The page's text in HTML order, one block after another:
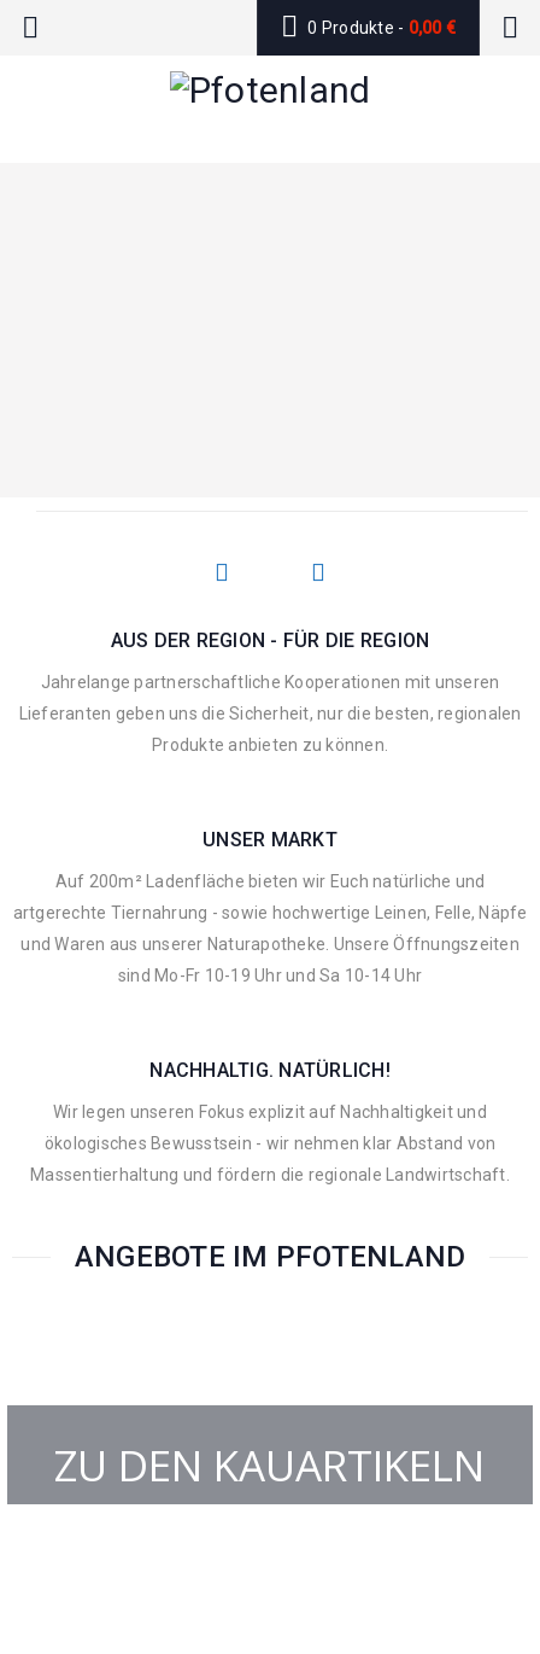
0 Produkte - 0,00€
AUS DER REGION - FÜR DIE REGION
Jahrelange partnerschaftliche Kooperationen mit unseren
Lieferanten geben uns die Sicherheit, nur die besten, regionalen
Produkte anbieten zu können.
UNSER MARKT
Auf 200m² Ladenfläche bieten wir Euch natürliche und
artgerechte Tiernahrung - sowie hochwertige Leinen, Felle, Näpfe
und Waren aus unserer Naturapotheke. Unsere Öffnungszeiten
sind Mo-Fr 10-19 Uhr und Sa 10-14 Uhr
NACHHALTIG. NATÜRLICH!
Wir legen unseren Fokus explizit auf Nachhaltigkeit und
ökologisches Bewusstsein - wir nehmen klar Abstand von
Massentierhaltung und fördern die regionale Landwirtschaft.
ANGEBOTE IM PFOTENLAND
ZU DEN KAUARTIKELN